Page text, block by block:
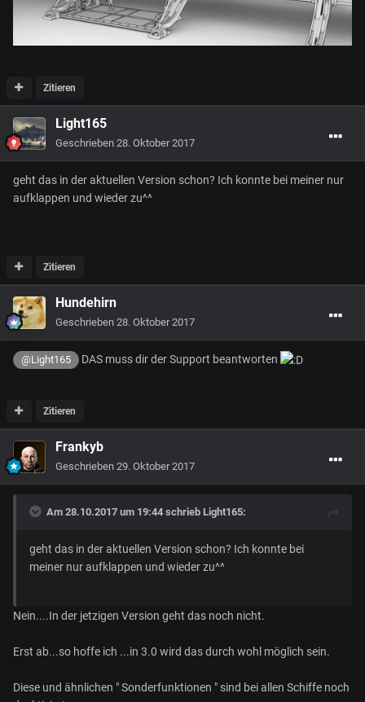
Zitieren
Light165
Geschrieben 28. Oktober 2017
geht das in der aktuellen Version schon? Ich konnte bei meiner nur
aufklappen und wieder zu^^
Zitieren
Hundehirn
Geschrieben 28. Oktober 2017
@Light165 DAS muss dir der Support beantworten
Zitieren
Frankyb
Geschrieben 29. Oktober 2017
Am 28.10.2017 um 19:44 schrieb Light165:
geht das in der aktuellen Version schon? Ich konnte bei
meiner nur aufklappen und wieder zu^^
Nein....In der jetzigen Version geht das noch nicht.
Erst ab...so hoffe ich ...in 3.0 wird das durch wohl möglich sein.
Diese und ähnlichen " Sonderfunktionen " sind bei allen Schiffe noch